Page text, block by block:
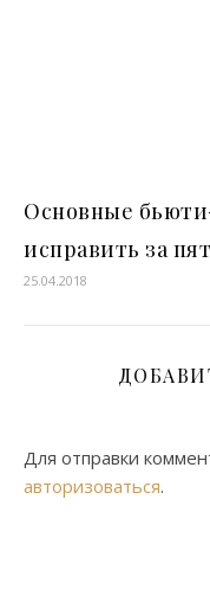
Основные
исправить за
25.04.2018
Для отправки
авторизоваться.